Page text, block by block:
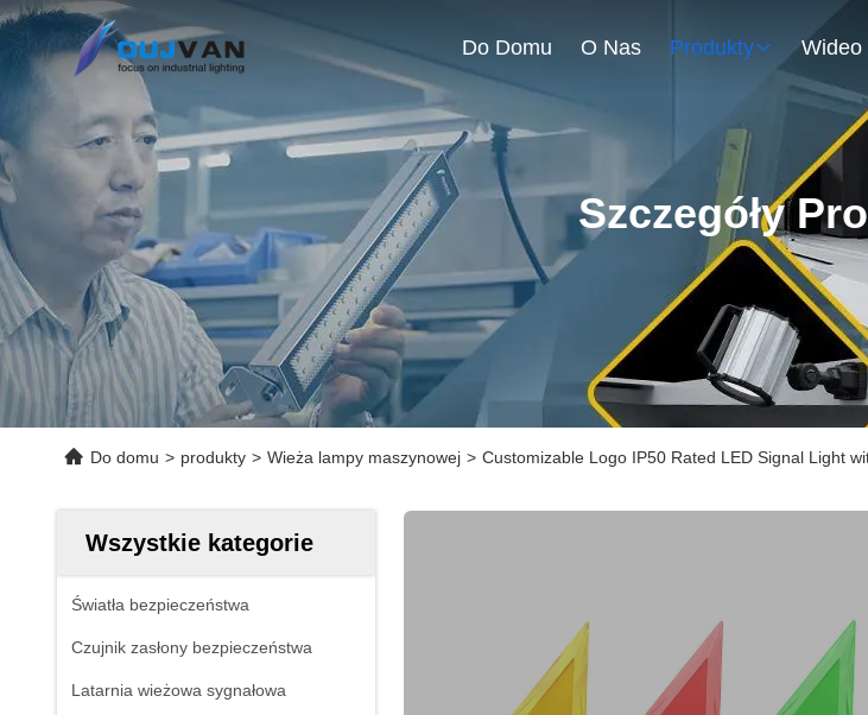
Do Domu O Nas Produkty Wideo
Szczegóły
Do domu > produkty > Wieża lampy maszynowej > Customizable Logo IP50 Rated LED Signal Light
Wszystkie kategorie
Światła bezpieczeństwa
Czujnik zasłony bezpieczeństwa
Latarnia wieżowa sygnałowa